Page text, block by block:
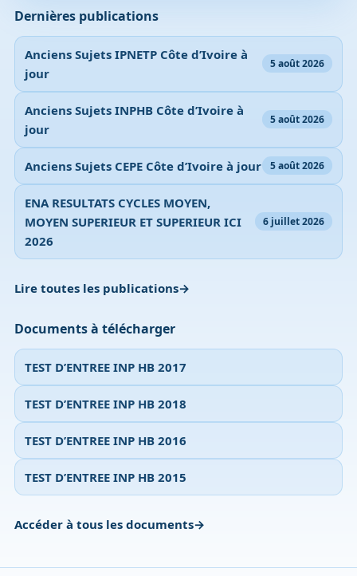
Dernières publications
Anciens Sujets IPNETP Côte d’Ivoire à
jour
5 août 2026
Anciens Sujets INPHB Côte d’Ivoire à
jour
5 août 2026
Anciens Sujets CEPE Côte d’Ivoire à jour 5 août 2026
ENA RESULTATS CYCLES MOYEN,
MOYEN SUPERIEUR ET SUPERIEUR ICI
2026
6 juillet 2026
Lire toutes les publications
Documents à télécharger
TEST D’ENTREE INP HB 2017
TEST D’ENTREE INP HB 2018
TEST D’ENTREE INP HB 2016
TEST D’ENTREE INP HB 2015
Accéder à tous les documents